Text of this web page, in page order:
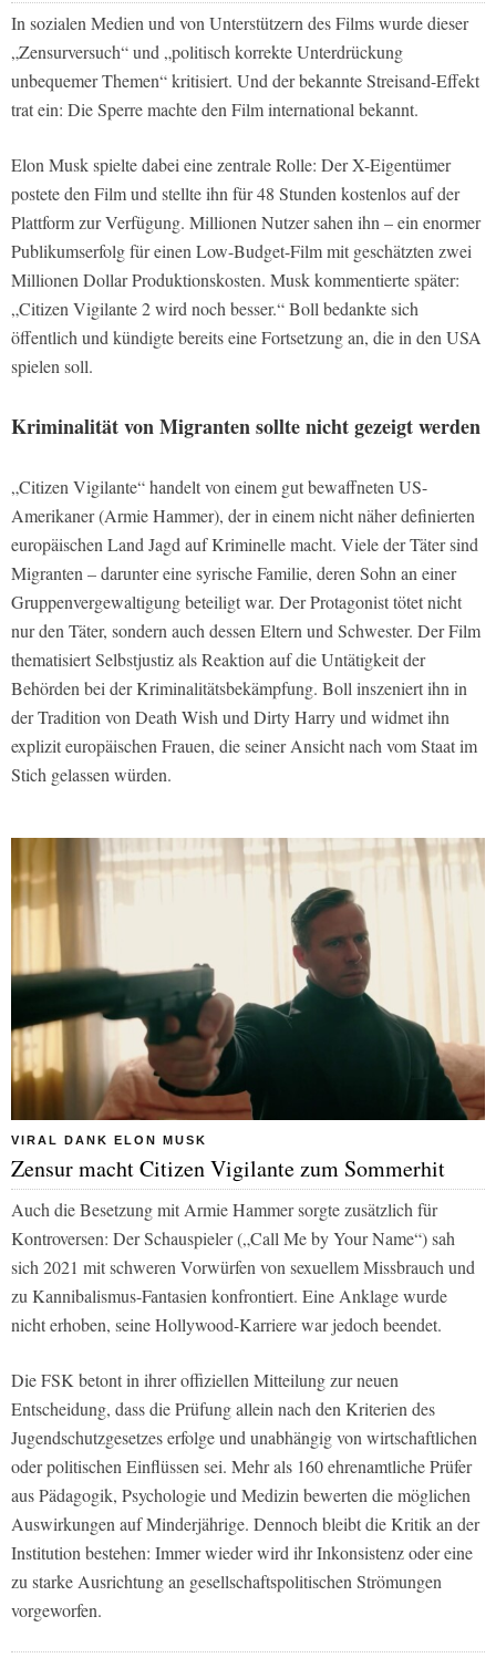
In sozialen Medien und von Unterstützern des Films wurde dieser
„Zensurversuch“ und „politisch korrekte Unterdrückung
unbequemer Themen“ kritisiert. Und der bekannte Streisand-Effekt
trat ein: Die Sperre machte den Film international bekannt.
Elon Musk spielte dabei eine zentrale Rolle: Der X-Eigentümer
postete den Film und stellte ihn für 48 Stunden kostenlos auf der
Plattform zur Verfügung. Millionen Nutzer sahen ihn – ein enormer
Publikumserfolg für einen Low-Budget-Film mit geschätzten zwei
Millionen Dollar Produktionskosten. Musk kommentierte später:
„Citizen Vigilante 2 wird noch besser.“ Boll bedankte sich
öffentlich und kündigte bereits eine Fortsetzung an, die in den USA
spielen soll.
Kriminalität von Migranten sollte nicht gezeigt werden
„Citizen Vigilante“ handelt von einem gut bewaffneten US-
Amerikaner (Armie Hammer), der in einem nicht näher definierten
europäischen Land Jagd auf Kriminelle macht. Viele der Täter sind
Migranten – darunter eine syrische Familie, deren Sohn an einer
Gruppenvergewaltigung beteiligt war. Der Protagonist tötet nicht
nur den Täter, sondern auch dessen Eltern und Schwester. Der Film
thematisiert Selbstjustiz als Reaktion auf die Untätigkeit der
Behörden bei der Kriminalitätsbekämpfung. Boll inszeniert ihn in
der Tradition von Death Wish und Dirty Harry und widmet ihn
explizit europäischen Frauen, die seiner Ansicht nach vom Staat im
Stich gelassen würden.
VIRAL DANK ELON MUSK
Zensur macht Citizen Vigilante zum Sommerhit
Auch die Besetzung mit Armie Hammer sorgte zusätzlich für
Kontroversen: Der Schauspieler („Call Me by Your Name“) sah
sich 2021 mit schweren Vorwürfen von sexuellem Missbrauch und
zu Kannibalismus-Fantasien konfrontiert. Eine Anklage wurde
nicht erhoben, seine Hollywood-Karriere war jedoch beendet.
Die FSK betont in ihrer offiziellen Mitteilung zur neuen
Entscheidung, dass die Prüfung allein nach den Kriterien des
Jugendschutzgesetzes erfolge und unabhängig von wirtschaftlichen
oder politischen Einflüssen sei. Mehr als 160 ehrenamtliche Prüfer
aus Pädagogik, Psychologie und Medizin bewerten die möglichen
Auswirkungen auf Minderjährige. Dennoch bleibt die Kritik an der
Institution bestehen: Immer wieder wird ihr Inkonsistenz oder eine
zu starke Ausrichtung an gesellschaftspolitischen Strömungen
vorgeworfen.